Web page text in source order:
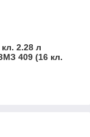
2.28 л
409 (16 кл.